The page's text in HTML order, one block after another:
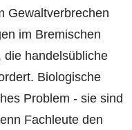
Gewaltverbrechen
im Bremischen
die handelsübliche
Biologische
Problem - sie sind
Fachleute den